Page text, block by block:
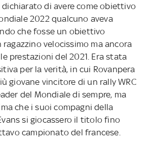
dichiarato di avere come obiettivo
2022 qualcuno aveva
che fosse un obiettivo
velocissimo ma ancora
prestazioni del 2021. Era stata
per la verità, in cui Rovanpera
giovane vincitore di un rally WRC
del Mondiale di sempre, ma
che i suoi compagni della
si giocassero il titolo fino
campionato del francese.